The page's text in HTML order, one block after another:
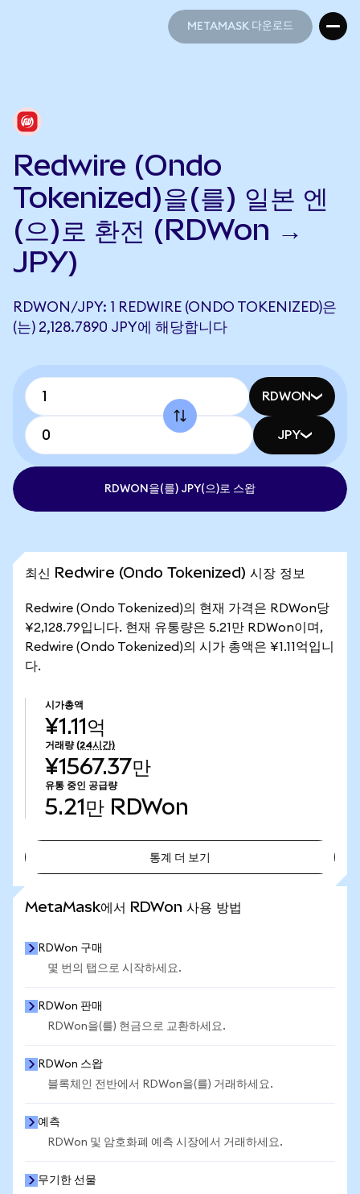
METAMASK 다운로드
Redwire (Ondo
Tokenized)을(를) 일본 엔
(으)로 환전 (RDWon →
JPY)
RDWON/JPY: 1 REDWIRE (ONDO TOKENIZED)은
(는) 2,128.7890 JPY에 해당합니다
RDWON
JPY
RDWON을(를) JPY(으)로 스왑
최신 Redwire (Ondo Tokenized) 시장 정보
Redwire (Ondo Tokenized)의 현재 가격은 RDWon당
¥2,128.79입니다. 현재 유통량은 5.21만 RDWon이며,
Redwire (Ondo Tokenized)의 시가 총액은 ¥1.11억입니
다.
시가총액
¥1.11억
거래량 (24시간)
¥1567.37만
유통 중인 공급량
5.21만 RDWon
통계 더 보기
MetaMask에서 RDWon 사용 방법
RDWon 구매
몇 번의 탭으로 시작하세요.
RDWon 판매
RDWon을(를) 현금으로 교환하세요.
RDWon 스왑
블록체인 전반에서 RDWon을(를) 거래하세요.
예측
RDWon 및 암호화폐 예측 시장에서 거래하세요.
무기한 선물